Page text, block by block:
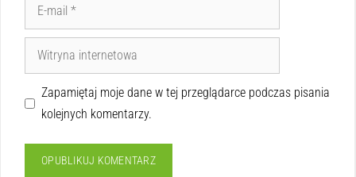
Zapamiętaj moje dane w tej przeglądarce podczas pisania
kolejnych komentarzy.